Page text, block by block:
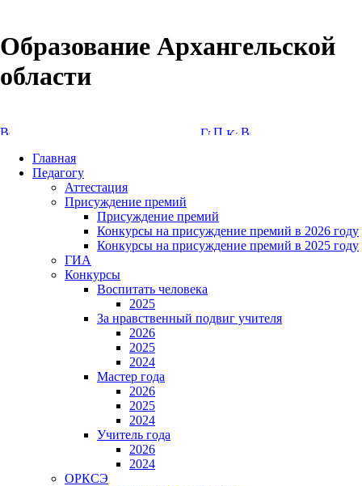
Образование Архангельской
области
Главная
Педагогу
Аттестация
Присуждение премий
Присуждение премий
Конкурсы на присуждение премий в 2026 году
Конкурсы на присуждение премий в 2025 году
ГИА
Конкурсы
Воспитать человека
2025
За нравственный подвиг учителя
2026
2025
2024
Мастер года
2026
2025
2024
Учитель года
2026
2024
ОРКСЭ